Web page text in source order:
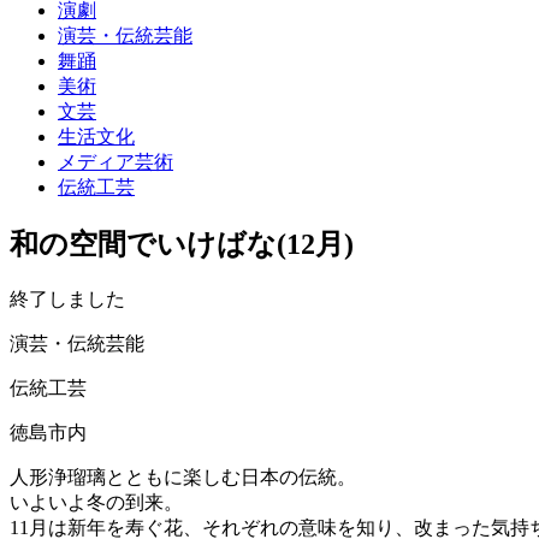
演劇
演芸・伝統芸能
舞踊
美術
文芸
生活文化
メディア芸術
伝統工芸
和の空間でいけばな(12月)
終了しました
演芸・伝統芸能
伝統工芸
徳島市内
人形浄瑠璃とともに楽しむ日本の伝統。
いよいよ冬の到来。
11月は新年を寿ぐ花、それぞれの意味を知り、改まった気持